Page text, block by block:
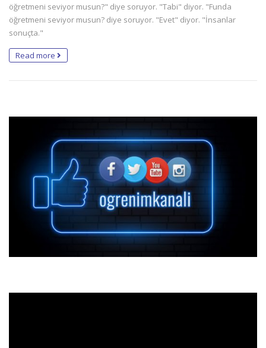
öğretmeni seviyor musun?" diye soruyor. "Tabi" diyor. "Funda
öğretmeni seviyor musun? diye soruyor. "Evet" diyor. "İnsanlar
sonuçta."
Read more